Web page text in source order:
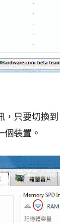
，只要切換
個裝置。